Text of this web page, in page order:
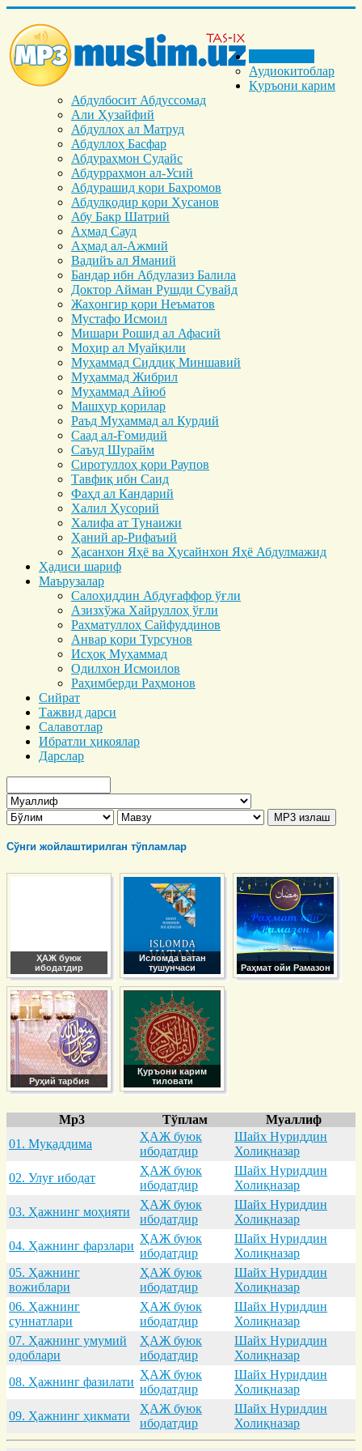
Аудиокитоблар
Қуръони карим
Абдулбосит Абдуссомад
Али Ҳузайфий
Абдуллоҳ ал Матруд
Абдуллоҳ Басфар
Абдураҳмон Судайс
Абдурраҳмон ал-Усий
Абдурашид қори Баҳромов
Абдулқодир қори Ҳусанов
Абу Бакр Шатрий
Аҳмад Сауд
Аҳмад ал-Ажмий
Вадийъ ал Яманий
Бандар ибн Абдулазиз Балила
Доктор Айман Рушди Сувайд
Жаҳонгир қори Неъматов
Мустафо Исмоил
Мишари Рошид ал Афасий
Моҳир ал Муайқили
Муҳаммад Cиддиқ Миншавий
Муҳаммад Жибрил
Муҳаммад Айюб
Машҳур қорилар
Раъд Муҳаммад ал Курдий
Саад ал-Ғомидий
Саъуд Шурайм
Сиротуллоҳ қори Раупов
Тавфиқ ибн Саид
Фаҳд ал Кандарий
Халил Ҳусорий
Халифа ат Тунаижи
Ҳаний ар-Рифаъий
Ҳасанхон Яҳё ва Ҳусайнхон Яҳё Абдулмажид
Ҳадиси шариф
Маърузалар
Салоҳиддин Абдуғаффор ўғли
Азизхўжа Хайруллоҳ ўғли
Раҳматуллоҳ Сайфуддинов
Анвар қори Турсунов
Исҳоқ Муҳаммад
Одилхон Исмоилов
Раҳимберди Раҳмонов
Сийрат
Тажвид дарси
Салавотлар
Ибратли ҳикоялар
Дарслар
Сўнги жойлаштирилган тўпламлар
ҲАЖ буюк
ибодатдир
Исломда ватан
тушунчаси
Раҳмат ойи Рамазон
Руҳий тарбия
Қуръони карим
тиловати
Mp3 Тўплам
Муаллиф
01. Муқaддимa
ҲАЖ буюк
ибодатдир
Шайх Нуриддин
Холиқназар
02. Улуғ ибодaт
ҲАЖ буюк
ибодатдир
Шайх Нуриддин
Холиқназар
03. Ҳaжнинг моҳияти
ҲАЖ буюк
ибодатдир
Шайх Нуриддин
Холиқназар
04. Ҳaжнинг фaрзлaри
ҲАЖ буюк
ибодатдир
Шайх Нуриддин
Холиқназар
05. Ҳaжнинг
вожиблaри
ҲАЖ буюк
ибодатдир
Шайх Нуриддин
Холиқназар
06. Ҳaжнинг
суннaтлaри
ҲАЖ буюк
ибодатдир
Шайх Нуриддин
Холиқназар
07. Ҳaжнинг умумий
одоблaри
ҲАЖ буюк
ибодатдир
Шайх Нуриддин
Холиқназар
08. Ҳaжнинг фaзилaти
ҲАЖ буюк
ибодатдир
Шайх Нуриддин
Холиқназар
09. Ҳaжнинг ҳикмaти
ҲАЖ буюк
ибодатдир
Шайх Нуриддин
Холиқназар